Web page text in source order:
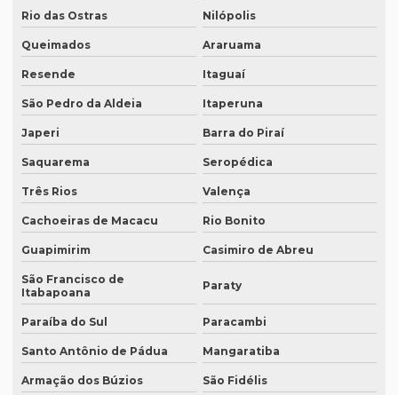
Empresa de legendagem de vídeos em espanhol
Empresa que apostila tradução juramentada
Empresa que apostila tradução juramentada em campinas
Empresa que apostila tradução juramentada em porto alegre
Empresa que faz tradução simultânea
Empresa que faz tradução simultânea em curitiba
Empresa que faz tradução simultânea em recife
Empresa que traduz artigos científicos
Empresa que traduz artigos científicos em sp
Empresa que traduz textos jurídicos
Rio das Ostras Nilópolis
Queimados Araruama
Resende Itaguaí
São Pedro da Aldeia Itaperuna
Japeri Barra do Piraí
Saquarema Seropédica
Três Rios Valença
Cachoeiras de Macacu Rio Bonito
Guapimirim Casimiro de Abreu
São Francisco de
Itabapoana
Paraty
Paraíba do Sul Paracambi
Santo Antônio de Pádua Mangaratiba
Armação dos Búzios São Fidélis